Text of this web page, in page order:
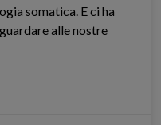
somatica. E ci ha
alle nostre